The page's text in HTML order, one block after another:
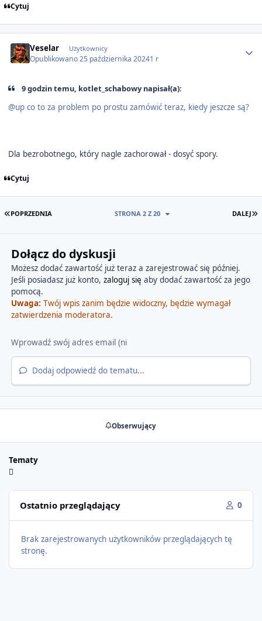
Cytuj
Veselar Użytkownicy
Opublikowano25 października 20241 r
9 godzin temu, kotlet_schabowy napisał(a):
@up co to za problem po prostu zamówić teraz, kiedy jeszcze są?
Dla bezrobotnego, który nagle zachorował - dosyć spory.
Cytuj
PIERWSZA STRONA
POPRZEDNIA DALEJ
STRONA 2 Z 20
Dołącz do dyskusji
Możesz dodać zawartość już teraz a zarejestrować się później.
Jeśli posiadasz już konto, zaloguj się aby dodać zawartość za jego
pomocą.
Uwaga: Twój wpis zanim będzie widoczny, będzie wymagał
zatwierdzenia moderatora.
Dodaj odpowiedź do tematu...
Obserwujący
Tematy
Ostatnio przeglądający 0
Brak zarejestrowanych użytkowników przeglądających tę
stronę.